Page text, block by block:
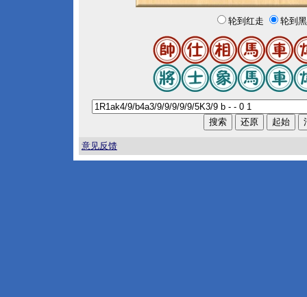
轮到红走 轮到
意见反馈